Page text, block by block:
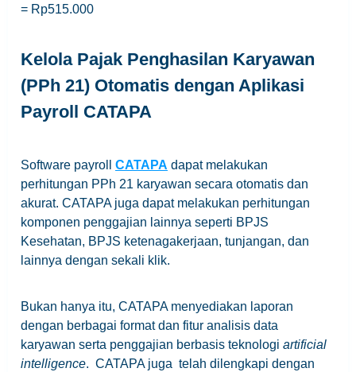
= Rp515.000
Kelola Pajak Penghasilan Karyawan
(PPh 21) Otomatis dengan Aplikasi
Payroll CATAPA
Software payroll CATAPA dapat melakukan
perhitungan PPh 21 karyawan secara otomatis dan
akurat. CATAPA juga dapat melakukan perhitungan
komponen penggajian lainnya seperti BPJS
Kesehatan, BPJS ketenagakerjaan, tunjangan, dan
lainnya dengan sekali klik.
Bukan hanya itu, CATAPA menyediakan laporan
dengan berbagai format dan fitur analisis data
karyawan serta penggajian berbasis teknologi artificial
intelligence. CATAPA juga telah dilengkapi dengan